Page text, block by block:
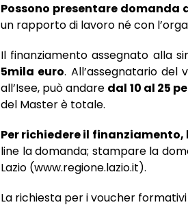
Possono presentare domanda
un rapporto di lavoro né con
Il finanziamento assegnato alla
5mila euro. All’assegnatario
all’Isee, può andare dal 10 al 25
del Master è totale.
Per richiedere il finanziamento,
line la domanda; stampare la
Lazio (www.regione.lazio.it).
La richiesta per i voucher